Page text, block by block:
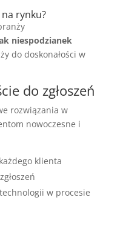
na rynku?
niespodzianek
do doskonałości w
do zgłoszeń
rozwiązania w
nowoczesne i
klienta
w procesie